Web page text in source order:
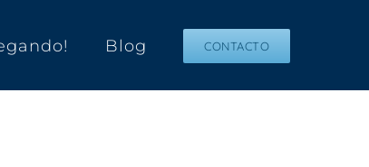
Blog CONTACTO